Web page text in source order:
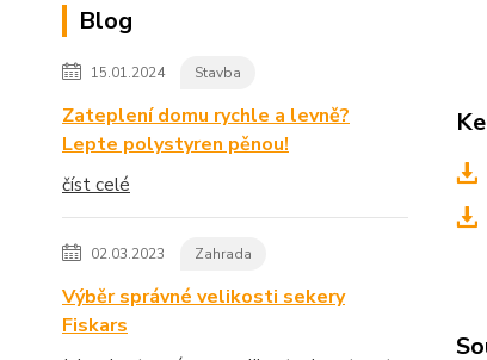
Blog
15.01.2024 Stavba
Zateplení domu rychle a levně?
Lepte polystyren pěnou!
číst celé
02.03.2023 Zahrada
Výběr správné velikosti sekery
Fiskars